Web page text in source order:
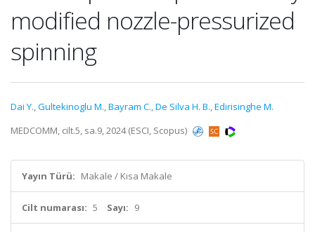
modified nozzle-pressurized
spinning
Dai Y.,Gultekinoglu M.,Bayram C.,De Silva H. B.,Edirisinghe M.
MEDCOMM, cilt.5, sa.9, 2024 (ESCI, Scopus)
Yayın Türü: Makale / Kısa Makale
Cilt numarası: 5 Sayı: 9